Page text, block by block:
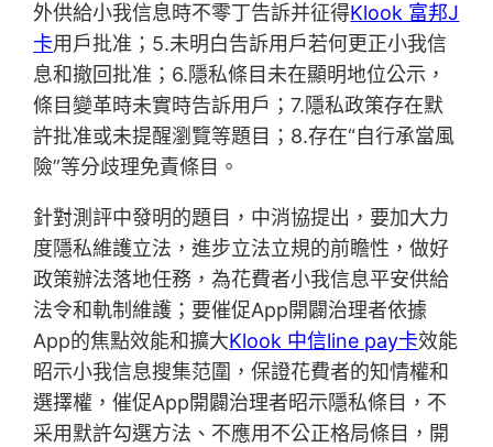
外供給小我信息時不零丁告訴并征得Klook 富邦J
卡用戶批准；5.未明白告訴用戶若何更正小我信
息和撤回批准；6.隱私條目未在顯明地位公示，
條目變革時未實時告訴用戶；7.隱私政策存在默
許批准或未提醒瀏覽等題目；8.存在“自行承當風
險”等分歧理免責條目。
針對測評中發明的題目，中消協提出，要加大力
度隱私維護立法，進步立法立規的前瞻性，做好
政策辦法落地任務，為花費者小我信息平安供給
法令和軌制維護；要催促App開闢治理者依據
App的焦點效能和擴大Klook 中信line pay卡效能
昭示小我信息搜集范圍，保證花費者的知情權和
選擇權，催促App開闢治理者昭示隱私條目，不
采用默許勾選方法、不應用不公正格局條目，開